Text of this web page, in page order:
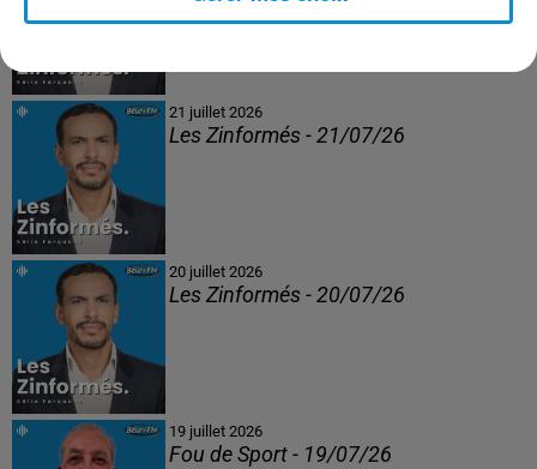
21 juillet 2026
Les Zinformés - 21/07/26
20 juillet 2026
Les Zinformés - 20/07/26
19 juillet 2026
Fou de Sport - 19/07/26